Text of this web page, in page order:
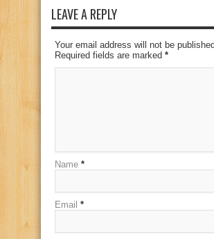
LEAVE A REPLY
Your email address will not be
Required fields are marked *
Name *
Email *